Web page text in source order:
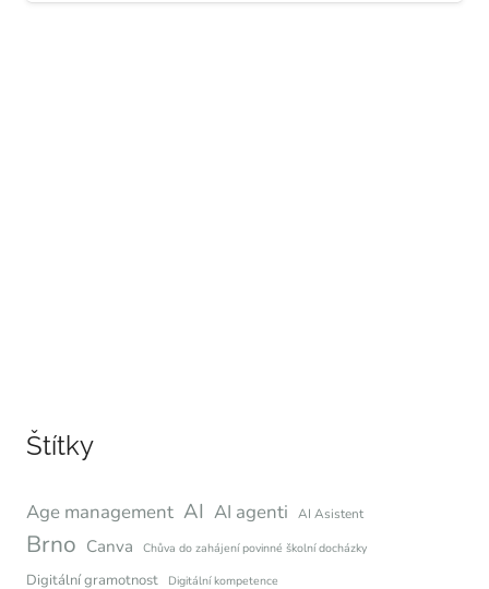
Štítky
Age management AI AI agenti AI Asistent
Brno Canva Chůva do zahájení povinné školní docházky
Digitální gramotnost Digitální kompetence